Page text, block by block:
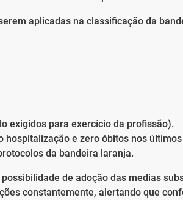
aplicadas na classificação da
exigidos para exercício da profissão).
hospitalização e zero óbitos nos
da bandeira laranja.
de adoção das medias
constantemente, alertando que